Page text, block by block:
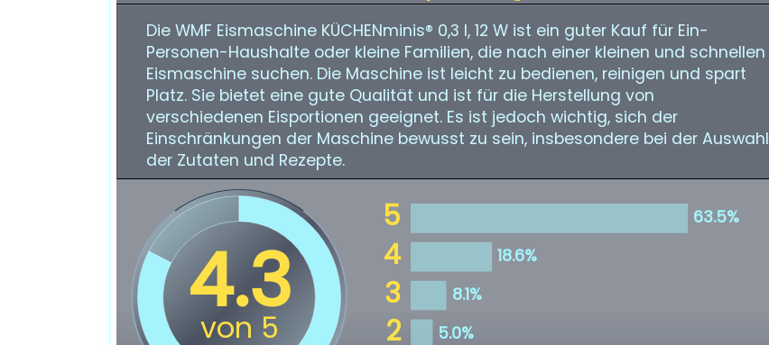
Die WMF Eismaschine KÜCHENminis® 0,3 l, 12 W ist ein guter Kauf für Ein-
Personen-Haushalte oder kleine Familien, die nach einer kleinen und schnellen
Eismaschine suchen. Die Maschine ist leicht zu bedienen, reinigen und spart
Platz. Sie bietet eine gute Qualität und ist für die Herstellung von
verschiedenen Eisportionen geeignet. Es ist jedoch wichtig, sich der
Einschränkungen der Maschine bewusst zu sein, insbesondere bei der Auswahl
der Zutaten und Rezepte.